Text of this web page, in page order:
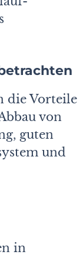
die Vorteile
von
guten
und
in